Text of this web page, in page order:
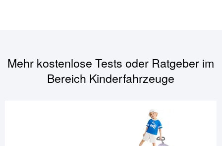
Mehr kostenlose Tests oder Ratgeber im
Bereich Kinderfahrzeuge